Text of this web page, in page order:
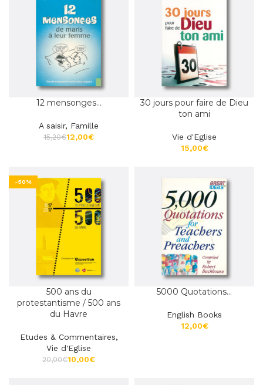
12 mensonges…
A saisir, Famille
15,20€12,00€
30 jours pour faire de Dieu
ton ami
Vie d'Eglise
€
-50%
500 ans du
protestantisme / 500 ans
du Havre
Etudes & Commentaires,
Vie d'Eglise
20,00€10,00€
5000 Quotations…
English Books
€